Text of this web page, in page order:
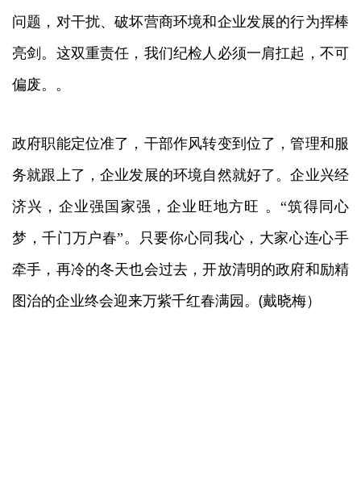
问题，对干扰、破坏营商环境和企业发展的行为挥棒
亮剑。这双重责任，我们纪检人必须一肩扛起，不可
偏废。。
政府职能定位准了，干部作风转变到位了，管理和服
务就跟上了，企业发展的环境自然就好了。企业兴经
济兴，企业强国家强，企业旺地方旺 。“筑得同心
梦，千门万户春”。只要你心同我心，大家心连心手
牵手，再冷的冬天也会过去，开放清明的政府和励精
图治的企业终会迎来万紫千红春满园。 (戴晓梅）